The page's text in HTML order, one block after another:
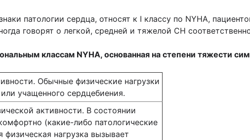
патологии сердца, относят к I классу по NYHA,
говорят о легкой, средней и тяжелой СН
классам NYHA, основанная на степени тяжести
Обычные физические нагрузки
учащенного сердцебиения.
активности. В состоянии
(какие-либо патологические
нагрузка вызывает